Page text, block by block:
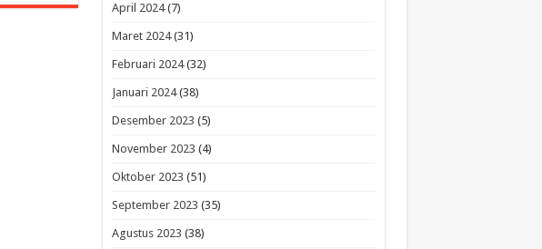
April 2024(7)
Maret 2024(31)
Februari 2024(32)
Januari 2024(38)
Desember 2023 (5)
November 2023 (4)
Oktober 2023 (51)
September 2023 (35)
Agustus 2023 (38)